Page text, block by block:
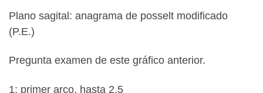
Plano sagital: anagrama de posselt modificado
(P.E.)
Pregunta examen de este gráfico anterior.
1: primer arco, hasta 2,5